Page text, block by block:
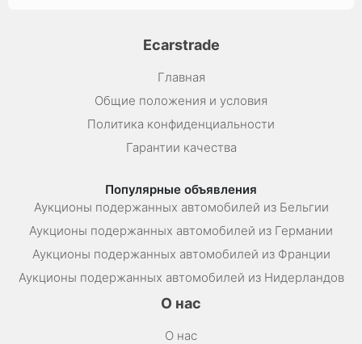
Ecarstrade
Главная
Общие положения и условия
Политика конфиденциальности
Гарантии качества
Популярные объявления
Аукционы подержанных автомобилей из Бельгии
Аукционы подержанных автомобилей из Германии
Аукционы подержанных автомобилей из Франции
Аукционы подержанных автомобилей из Нидерландов
О нас
О нас